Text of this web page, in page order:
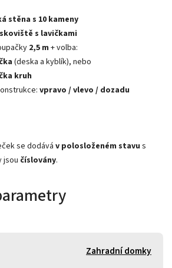
stěna s 10 kameny
s lavičkami
2,5 m + volba:
(deska a kyblík), nebo
kruh
vpravo / vlevo / dozadu
se dodává v polosloženém stavu s
jsou číslovány.
Zahradní domky